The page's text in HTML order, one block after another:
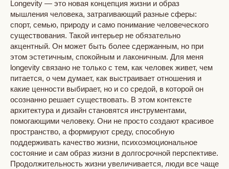
Longevity — это новая концепция жизни и образ
мышления человека, затрагивающий разные сферы:
спорт, семью, природу и само понимание человеческого
существования. Такой интерьер не обязательно
акцентный. Он может быть более сдержанным, но при
этом эстетичным, спокойным и лаконичным. Для меня
longevity связано не только с тем, как человек живет, чем
питается, о чем думает, как выстраивает отношения и
какие ценности выбирает, но и со средой, в которой он
осознанно решает существовать. В этом контексте
архитектура и дизайн становятся инструментами,
помогающими человеку. Они не просто создают красивое
пространство, а формируют среду, способную
поддерживать качество жизни, психоэмоциональное
состояние и сам образ жизни в долгосрочной перспективе.
Продолжительность жизни увеличивается, люди все чаще